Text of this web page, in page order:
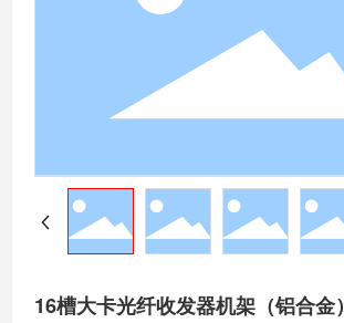
16槽大卡光纤收发器机架（铝合金）